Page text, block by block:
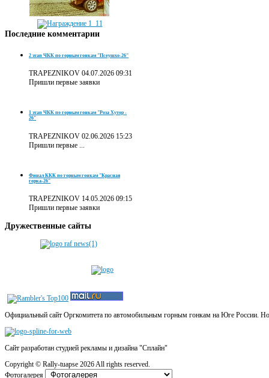
Последние комментарии
2 этап ЧКК по горным гонкам "Псеушхо-26"
TRAPEZNIKOV 04.07.2026 09:31
Пришли первые заявки
1 этап ЧКК по горным гонкам "Роза Хутор -
26"
TRAPEZNIKOV 02.06.2026 15:23
Пришли первые ...
Финал ККК по горным гонкам "Красная
горка-26"
TRAPEZNIKOV 14.05.2026 09:15
Пришли первые заявки
Дружественные сайты
Официальный сайт Оргкомитета по автомобильным горным гонкам на Юге России.
Сайт разработан студией рекламы и дизайна "Сплайн"
Copyright © Rally-tuapse 2026 All rights reserved.
Фотогалерея